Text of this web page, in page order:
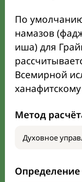
По
намазов
иша) для
Всемирной
Метод